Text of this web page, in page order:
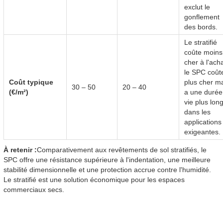
exclut le
gonflement
des bords.
Coût typique
(€/m²)
30 – 50 20 – 40
Le stratifié
coûte moins
cher à
le SPC
plus cher
a une
vie plus
dans les
applications
exigeantes.
À retenir :Comparativement aux revêtements de sol stratifiés, le
SPC offre une résistance supérieure à l'indentation, une meilleure
stabilité dimensionnelle et une protection accrue contre l'humidité.
Le stratifié est une solution économique pour les espaces
commerciaux secs.